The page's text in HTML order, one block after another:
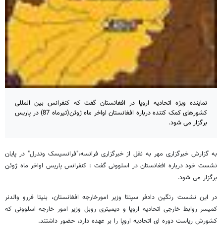
نماینده ویژه اتحادیه اروپا در افغانستان گفت که کنفرانس بین المللی
کشورهای کمک کننده درباره افغانستان اواخر ماه ژوئن(تیرماه 87) در پاریس
برگزار می شود.
به گزارش خبرگزاری مهر به نقل از خبرگزاری فرانسه،"فرانسیسک وندرل" در پایان
نشست خود درباره افغانستان در اسلوونی گفت : کنفرانس پاریس اواخر ماه ژوئن
برگزار می شود.
در این نشست رنگین دادفر سپنتا وزیر امورخارجه افغانستان، بنیتا فررو والدنر
کمیسر روابط خارجی اتحادیه اروپا و دیمیتری روبل وزیر امور خارجه اسلوونی که
کشورش ریاست دوره ای اتحادیه اروپا را بر عهده دارد، حضور داشتند.